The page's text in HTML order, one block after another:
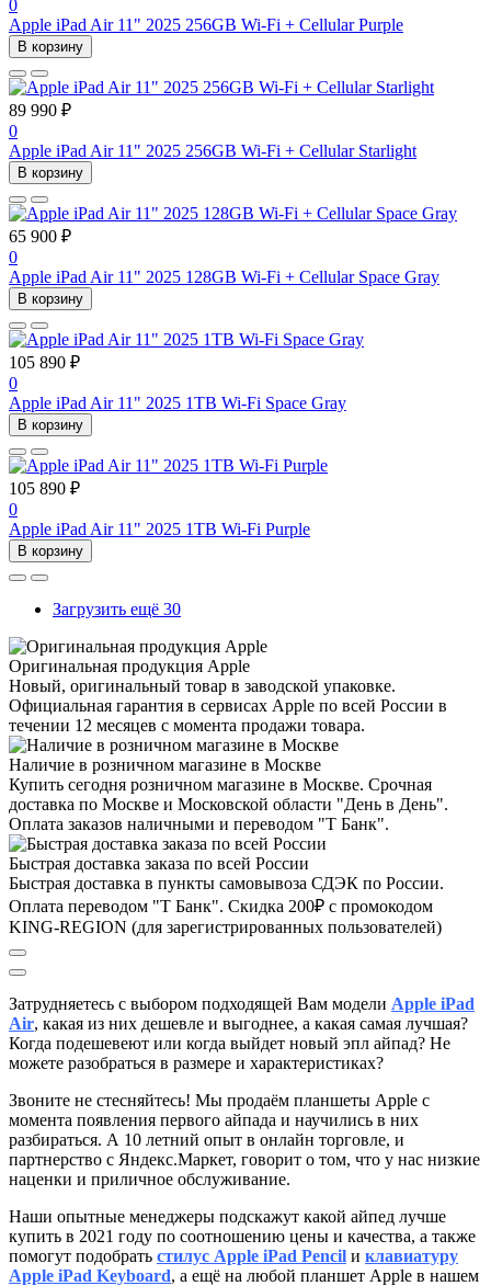
0
Apple iPad Air 11" 2025 256GB Wi-Fi + Cellular Purple
В корзину
89 990 ₽
0
Apple iPad Air 11" 2025 256GB Wi-Fi + Cellular Starlight
В корзину
65 900 ₽
0
Apple iPad Air 11" 2025 128GB Wi-Fi + Cellular Space Gray
В корзину
105 890 ₽
0
Apple iPad Air 11" 2025 1TB Wi-Fi Space Gray
В корзину
105 890 ₽
0
Apple iPad Air 11" 2025 1TB Wi-Fi Purple
В корзину
Загрузить ещё 30
Оригинальная продукция Apple
Новый, оригинальный товар в заводской упаковке.
Официальная гарантия в сервисах Apple по всей России в
течении 12 месяцев с момента продажи товара.
Наличие в розничном магазине в Москве
Купить сегодня розничном магазине в Москве. Срочная
доставка по Москве и Московской области "День в День".
Оплата заказов наличными и переводом "Т Банк".
Быстрая доставка заказа по всей России
Быстрая доставка в пункты самовывоза СДЭК по России.
Оплата переводом "Т Банк". Скидка 200₽ с промокодом
KING-REGION (для зарегистрированных пользователей)
Затрудняетесь с выбором подходящей Вам модели Apple iPad
Air, какая из них дешевле и выгоднее, а какая самая лучшая?
Когда подешевеют или когда выйдет новый эпл айпад? Не
можете разобраться в размере и характеристиках?
Звоните не стесняйтесь! Мы продаём планшеты Apple с
момента появления первого айпада и научились в них
разбираться. А 10 летний опыт в онлайн торговле, и
партнерство с Яндекс.Маркет, говорит о том, что у нас низкие
наценки и приличное обслуживание.
Наши опытные менеджеры подскажут какой айпед лучше
купить в 2021 году по соотношению цены и качества, а также
помогут подобрать стилус Apple iPad Pencil и клавиатуру
Apple iPad Keyboard, а ещё на любой планшет Apple в нашем